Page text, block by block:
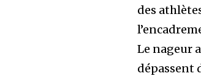
des
Le nageur
dépassent